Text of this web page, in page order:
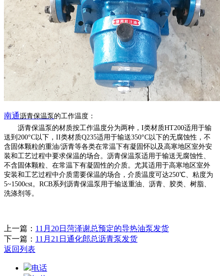
南通沥青保温泵 的工作温度：
沥青保温泵的材质按工作温度分为两种， I类材质HT200适用于输
送到200°C以下，II类材质Q235适用于输送350°C以下的无腐蚀性，不
含固体颗粒的重油/沥青等各类在常温下有凝固怀以及高寒地区室外安
装和工艺过程中要求保温的场合。沥青保温泵适用于输送无腐蚀性、
不含固体颗粒、在常温下有凝固性的介质。尤其适用于高寒地区室外
安装和工艺过程中介质需要保温的场合，介质温度可达250℃、粘度为
5~1500cst。RCB系列沥青保温泵用于输送重油、沥青、胶类、树脂、
洗涤剂等。
上一篇： 11月20日菏泽谢总预定的导热油泵发货
下一篇： 11月21日通化郎总沥青泵发货
返回列表
电话